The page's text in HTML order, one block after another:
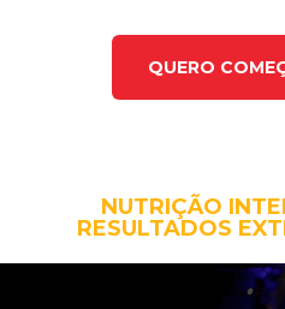
QUERO
NUTRIÇÃO
RESULTADOS